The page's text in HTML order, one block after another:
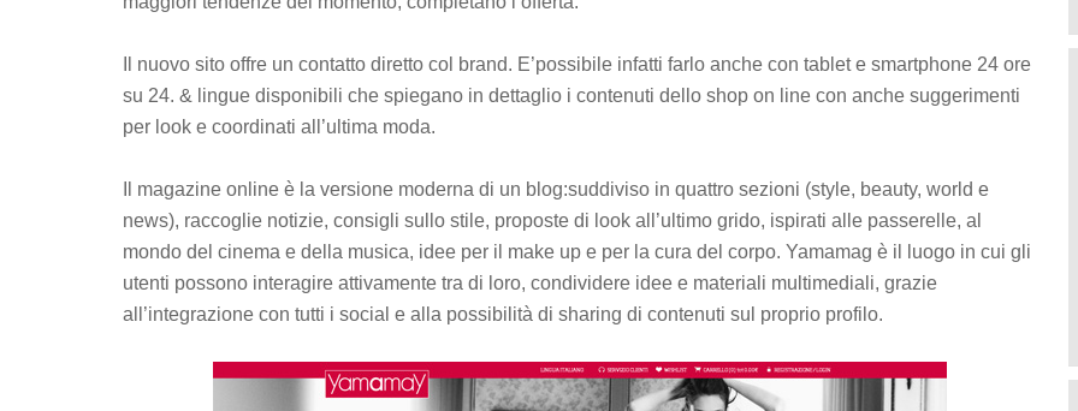
Il nuovo sito offre un contatto diretto col brand. E’possibile infatti farlo anche con tablet e smartphone 24 ore
su 24. & lingue disponibili che spiegano in dettaglio i contenuti dello shop on line con anche suggerimenti
per look e coordinati all’ultima moda.
Il magazine online è la versione moderna di un blog:suddiviso in quattro sezioni (style, beauty, world e
news), raccoglie notizie, consigli sullo stile, proposte di look all’ultimo grido, ispirati alle passerelle, al
mondo del cinema e della musica, idee per il make up e per la cura del corpo. Yamamag è il luogo in cui gli
utenti possono interagire attivamente tra di loro, condividere idee e materiali multimediali, grazie
all’integrazione con tutti i social e alla possibilità di sharing di contenuti sul proprio profilo.